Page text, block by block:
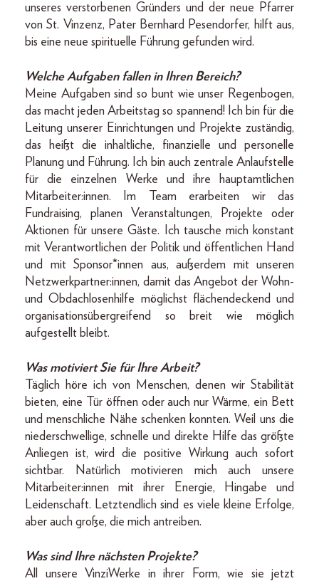
unseres verstorbenen Gründers und der neue Pfarrer
von St. Vinzenz, Pater Bernhard Pesendorfer, hilft aus,
bis eine neue spirituelle Führung gefunden wird.
Welche Aufgaben fallen in Ihren Bereich?
Meine Aufgaben sind so bunt wie unser Regenbogen,
das macht jeden Arbeitstag so spannend! Ich bin für die
Leitung unserer Einrichtungen und Projekte zuständig,
das heißt die inhaltliche, finanzielle und personelle
Planung und Führung. Ich bin auch zentrale Anlaufstelle
für die einzelnen Werke und ihre hauptamtlichen
Mitarbeiter:innen. Im Team erarbeiten wir das
Fundraising, planen Veranstaltungen, Projekte oder
Aktionen für unsere Gäste. Ich tausche mich konstant
mit Verantwortlichen der Politik und öffentlichen Hand
und mit Sponsor*innen aus, außerdem mit unseren
Netzwerkpartner:innen, damit das Angebot der Wohn-
und Obdachlosenhilfe möglichst flächendeckend und
organisationsübergreifend so breit wie möglich
aufgestellt bleibt.
Was motiviert Sie für Ihre Arbeit?
Täglich höre ich von Menschen, denen wir Stabilität
bieten, eine Tür öffnen oder auch nur Wärme, ein Bett
und menschliche Nähe schenken konnten. Weil uns die
niederschwellige, schnelle und direkte Hilfe das größte
Anliegen ist, wird die positive Wirkung auch sofort
sichtbar. Natürlich motivieren mich auch unsere
Mitarbeiter:innen mit ihrer Energie, Hingabe und
Leidenschaft. Letztendlich sind es viele kleine Erfolge,
aber auch große, die mich antreiben.
Was sind Ihre nächsten Projekte?
All unsere VinziWerke in ihrer Form, wie sie jetzt